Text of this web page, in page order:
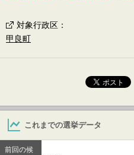
対象行政区 ：
甲良町
これまでの選挙データ
前回の候